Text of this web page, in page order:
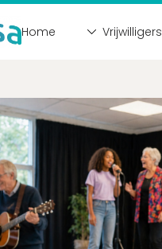
Home Vrijwilligers